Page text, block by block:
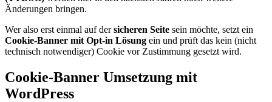
Änderungen bringen.
Wer also erst einmal auf dersicheren Seite sein möchte, setzt ein
Cookie-Banner mit Opt-in Lösung ein und prüft das kein (nicht
technisch notwendiger) Cookie vor Zustimmung gesetzt wird.
Cookie-Banner Umsetzung mit
WordPress